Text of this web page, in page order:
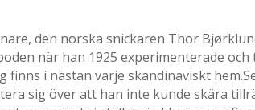
den norska snickaren Thor
när han 1925 experimenterade och
finns i nästan varje skandinaviskt
sig över att han inte kunde skära